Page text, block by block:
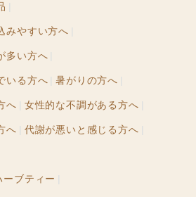
みやすい方へ
多い方へ
いる方へ 暑がりの方へ
へ 女性的な不調がある方へ
へ 代謝が悪いと感じる方へ
ーブティー